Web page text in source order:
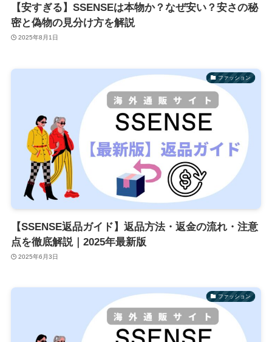
【安すぎる】SSENSEは本物か？なぜ安い？安さの秘
密と偽物の見分け方を解説
2025年8月1日
ファッション
【SSENSE返品ガイド】返品方法・返金の流れ・注意
点を徹底解説｜2025年最新版
2025年6月3日
ファッション